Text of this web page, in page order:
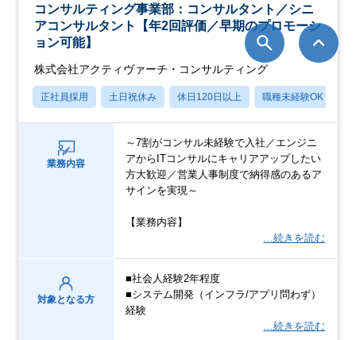
コンサルティング事業部：コンサルタント／シニ
アコンサルタント【年2回評価／早期のプロモーシ
ョン可能】
株式会社アクティヴァーチ・コンサルティング
正社員採用 土日祝休み 休日120日以上 職種未経験OK
業務内容
～7割がコンサル未経験で入社／エンジニ
アからITコンサルにキャリアアップしたい
方大歓迎／営業人事制度で納得感のあるア
サインを実現～
【業務内容】
…続きを読む
対象となる方
■社会人経験2年程度
■システム開発（インフラ/アプリ問わず）
経験
…続きを読む